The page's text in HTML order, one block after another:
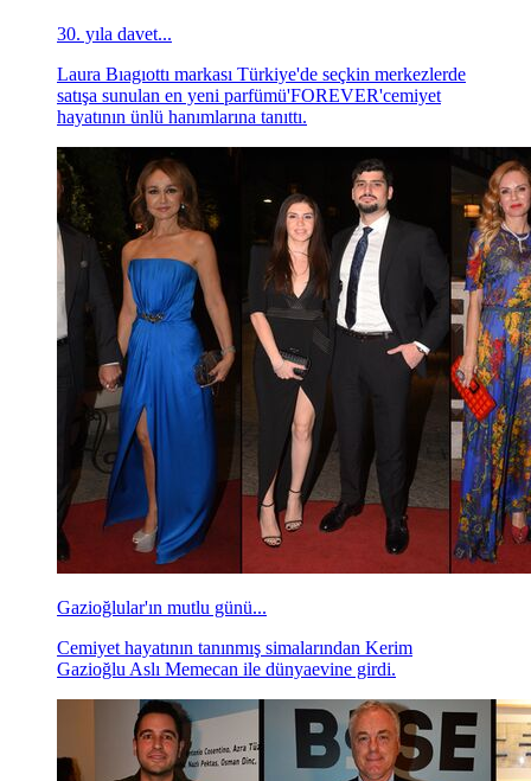
30. yıla davet...
Laura Bıagıottı markası Türkiye'de seçkin merkezlerde
satışa sunulan en yeni parfümü'FOREVER'cemiyet
hayatının ünlü hanımlarına tanıttı.
Gazioğlular'ın mutlu günü...
Cemiyet hayatının tanınmış simalarından Kerim
Gazioğlu Aslı Memecan ile dünyaevine girdi.